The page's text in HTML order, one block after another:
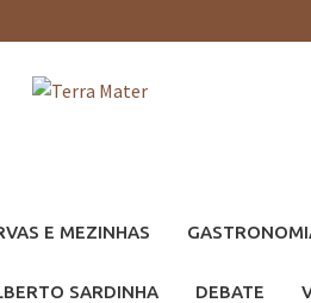
E MEZINHAS
SARDINHA DEBATE